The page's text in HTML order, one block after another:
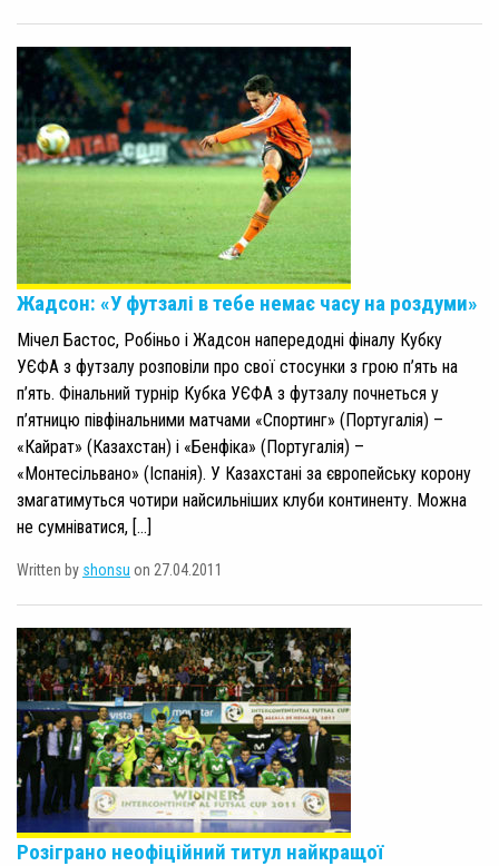
Жадсон: «У футзалі в тебе немає часу на роздуми»
Мічел Бастос, Робіньо і Жадсон напередодні фіналу Кубку
УЄФА з футзалу розповіли про свої стосунки з грою п’ять на
п’ять. Фінальний турнір Кубка УЄФА з футзалу почнеться у
п’ятницю півфінальними матчами «Спортинг» (Португалія) –
«Кайрат» (Казахстан) і «Бенфіка» (Португалія) –
«Монтесільвано» (Іспанія). У Казахстані за європейську корону
змагатимуться чотири найсильніших клуби континенту. Можна
не сумніватися, […]
Written by shonsu on 27.04.2011
Розіграно неофіційний титул найкращої